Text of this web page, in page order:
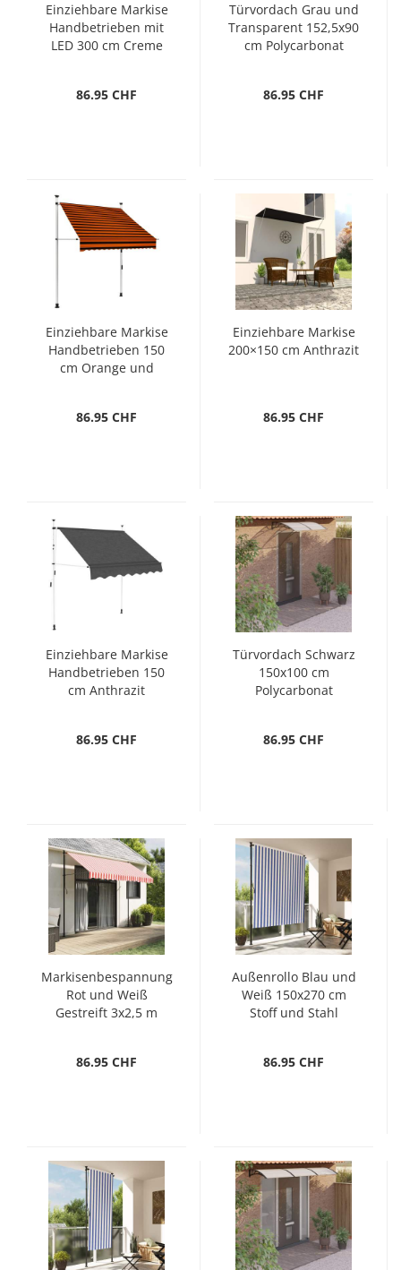
Einziehbare Markise
Handbetrieben mit
LED 300 cm Creme
86.95 CHF
Türvordach Grau und
Transparent 152,5x90
cm Polycarbonat
86.95 CHF
Einziehbare Markise
Handbetrieben 150
cm Orange und
86.95 CHF
Einziehbare Markise
200×150 cm Anthrazit
86.95 CHF
Einziehbare Markise
Handbetrieben 150
cm Anthrazit
86.95 CHF
Türvordach Schwarz
150x100 cm
Polycarbonat
86.95 CHF
Markisenbespannung
Rot und Weiß
Gestreift 3x2,5 m
86.95 CHF
Außenrollo Blau und
Weiß 150x270 cm
Stoff und Stahl
86.95 CHF